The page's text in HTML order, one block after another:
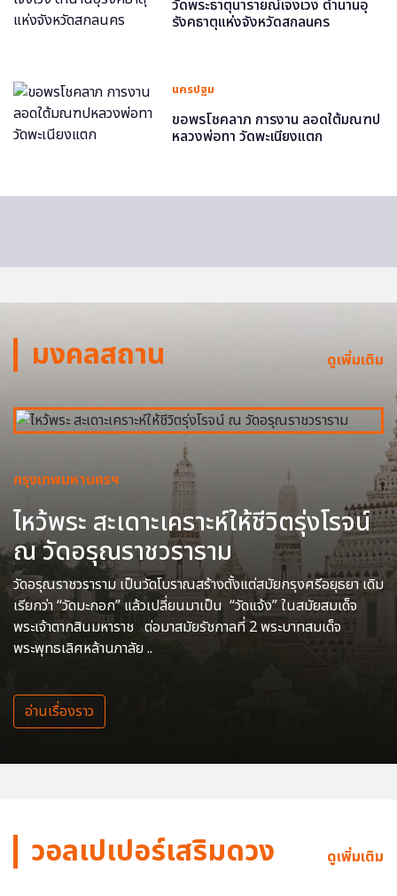
วัดพระธาตุนารายณ์เจงเวง ตำนานอุ
รังคธาตุแห่งจังหวัดสกลนคร
นครปฐม
ขอพรโชคลาภ การงาน ลอดใต้มณฑป
หลวงพ่อทา วัดพะเนียงแตก
มงคลสถาน ดูเพิ่มเติม
กรุงเทพมหานครฯ
ไหว้พระ สะเดาะเคราะห์ให้ชีวิตรุ่งโรจน์
ณ วัดอรุณราชวราราม
วัดอรุณราชวราราม เป็นวัดโบราณสร้างตั้งแต่สมัยกรุงศรีอยุธยา เดิม
เรียกว่า “วัดมะกอก” แล้วเปลี่ยนมาเป็น “วัดแจ้ง” ในสมัยสมเด็จ
พระเจ้าตากสินมหาราช ต่อมาสมัยรัชกาลที่ 2 พระบาทสมเด็จ
พระพุทธเลิศหล้านภาลัย ..
อ่านเรื่องราว
วอลเปเปอร์เสริมดวง ดูเพิ่มเติม